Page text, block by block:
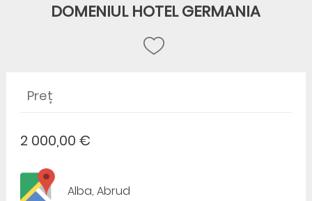
DOMENIUL HOTEL GERMANIA
Preț
2 000,00 €
Alba, Abrud